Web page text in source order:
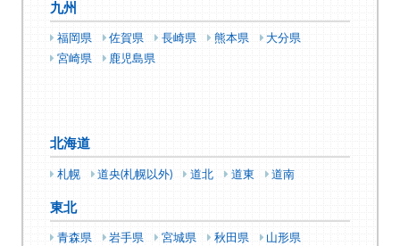
九州
福岡県 佐賀県 長崎県 熊本県
大分県
宮崎県
鹿児島県
北海道
札幌 道央(札幌以外) 道北 道東 道南
東北
青森県 岩手県 宮城県 秋田県
山形県